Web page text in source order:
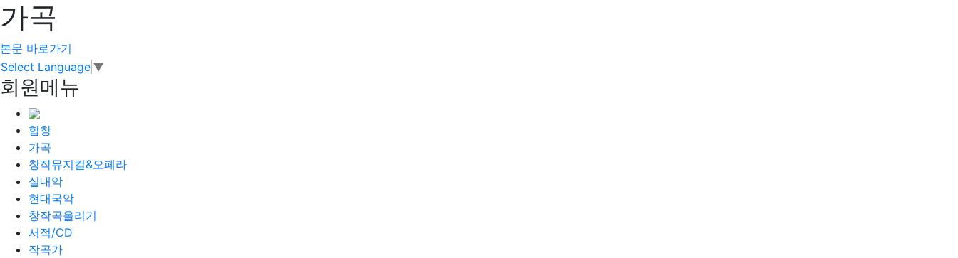
가곡
본문 바로가기
Select Language ▼
회원메뉴
합창
가곡
창작뮤지컬&오페라
실내악
현대국악
창작곡올리기
서적/CD
작곡가